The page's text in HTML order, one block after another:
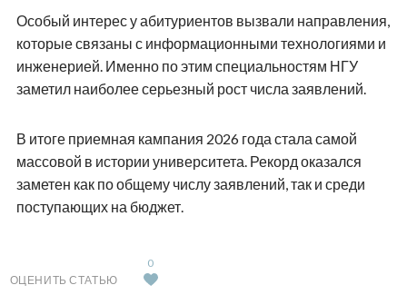
Особый интерес у абитуриентов вызвали направления,
которые связаны с информационными технологиями и
инженерией. Именно по этим специальностям НГУ
заметил наиболее серьезный рост числа заявлений.
В итоге приемная кампания 2026 года стала самой
массовой в истории университета. Рекорд оказался
заметен как по общему числу заявлений, так и среди
поступающих на бюджет.
ОЦЕНИТЬ СТАТЬЮ
0